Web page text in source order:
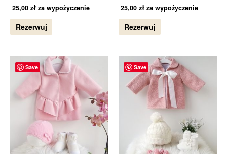
25,00 zł za wypożyczenie
Rezerwuj
25,00 zł za wypożyczenie
Rezerwuj
Save Save